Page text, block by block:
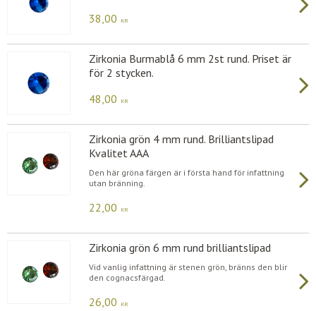
38,00
KR
Zirkonia Burmablå 6 mm 2st rund. Priset är
för 2 stycken.
48,00
KR
Zirkonia grön 4 mm rund. Brilliantslipad
Kvalitet AAA
Den här gröna färgen är i första hand för infattning
utan bränning.
22,00 KR
Zirkonia grön 6 mm rund brilliantslipad
Vid vanlig infattning är stenen grön, bränns den blir
den cognacsfärgad.
26,00 KR